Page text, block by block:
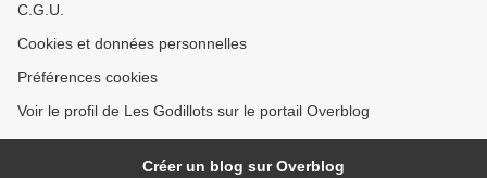
C.G.U.
Cookies et données personnelles
Préférences cookies
Voir le profil de Les Godillots sur le portail Overblog
Créer un blog sur Overblog